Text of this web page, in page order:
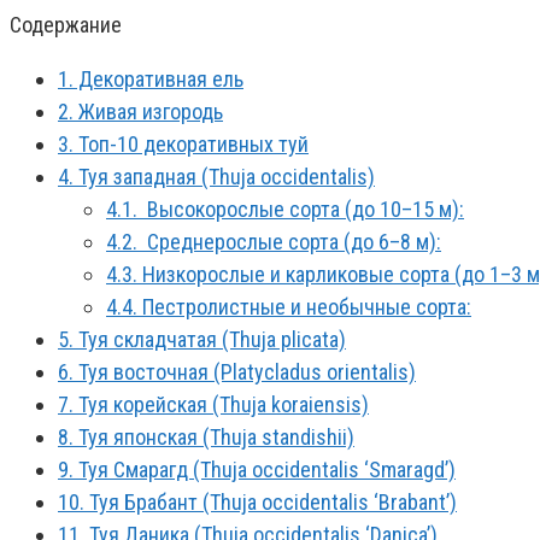
Содержание
1. Декоративная ель
2. Живая изгородь
3. Топ-10 декоративных туй
4. Туя западная (Thuja occidentalis)
4.1. Высокорослые сорта (до 10–15 м):
4.2. Среднерослые сорта (до 6–8 м):
4.3. Низкорослые и карликовые сорта (до 1–3
4.4. Пестролистные и необычные сорта:
5. Туя складчатая (Thuja plicata)
6. Туя восточная (Platycladus orientalis)
7. Туя корейская (Thuja koraiensis)
8. Туя японская (Thuja standishii)
9. Туя Смарагд (Thuja occidentalis ‘Smaragd’)
10. Туя Брабант (Thuja occidentalis ‘Brabant’)
11. Туя Даника (Thuja occidentalis ‘Danica’)